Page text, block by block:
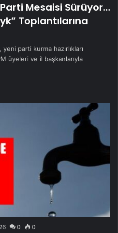
Mesaisi Sürüyor…
Toplantılarına
parti kurma hazırlıkları
üyeleri ve il başkanlarıyla
0 0